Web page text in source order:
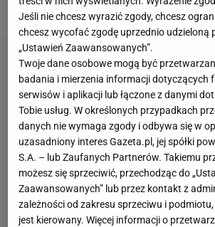
klubem.
Jeśli nie chcesz wyrazić zgody, chcesz
chcesz wycofać zgodę uprzednio udzieloną
„Ustawień Zaawansowanych”.
Twoje dane osobowe mogą być
badania i mierzenia informacji dotyczących
serwisów i aplikacji lub łączone z danymi
Tobie usług. W określonych przypadkach
danych nie wymaga zgody i odbywa się w
uzasadniony interes Gazeta.pl, jej spółki
S.A. – lub Zaufanych Partnerów. Takiemu
możesz się sprzeciwić, przechodząc do
Zaawansowanych” lub przez kontakt z
zależności od zakresu sprzeciwu i
jest kierowany. Więcej informacji o